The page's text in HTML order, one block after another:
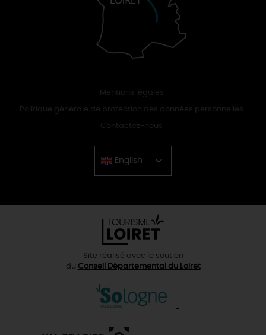
Mentions légales
Politique générale de protection des données personnelles
Contactez-nous
English
Chinese
Site réalisé avec le soutien
du Conseil Départemental du Loiret